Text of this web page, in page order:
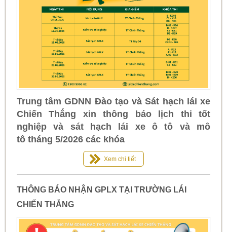
Trung tâm GDNN Đào tạo và Sát hạch lái xe
Chiến Thắng xin thông báo lịch thi tốt
nghiệp và sát hạch lái xe ô tô và mô
tô tháng 5/2026 các khóa
Xem chi tiết
THÔNG BÁO NHẬN GPLX TẠI TRƯỜNG LÁI
CHIẾN THẮNG